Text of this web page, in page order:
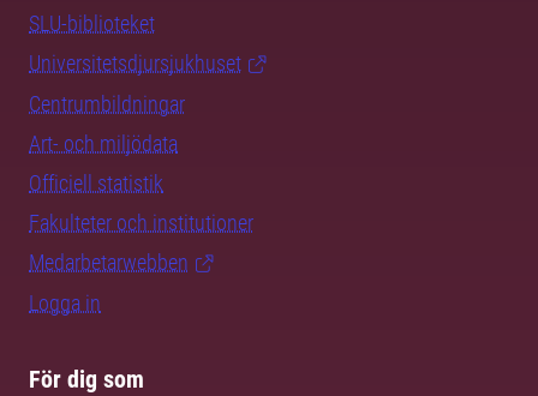
SLU-biblioteket
Universitetsdjursjukhuset
Centrumbildningar
Art- och miljödata
Officiell statistik
Fakulteter och institutioner
Medarbetarwebben
Logga in
För dig som